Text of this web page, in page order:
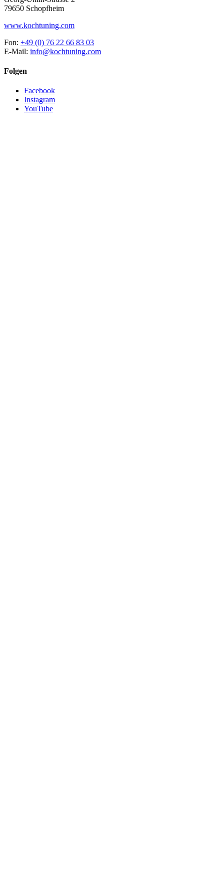
79650 Schopfheim
www.kochtuning.com
Fon: +49 (0) 76 22 66 83 03
E-Mail: info@kochtuning.com
Folgen
Facebook
Instagram
YouTube